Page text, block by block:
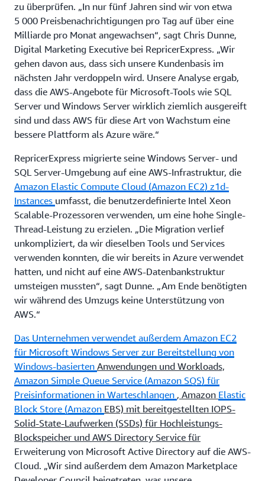
zu überprüfen. „In nur fünf Jahren sind wir von etwa
5 000 Preisbenachrichtigungen pro Tag auf über eine
Milliarde pro Monat angewachsen“, sagt Chris Dunne,
Digital Marketing Executive bei RepricerExpress. „Wir
gehen davon aus, dass sich unsere Kundenbasis im
nächsten Jahr verdoppeln wird. Unsere Analyse ergab,
dass die AWS-Angebote für Microsoft-Tools wie SQL
Server und Windows Server wirklich ziemlich ausgereift
sind und dass AWS für diese Art von Wachstum eine
bessere Plattform als Azure wäre.“
RepricerExpress migrierte seine Windows Server- und
SQL Server-Umgebung auf eine AWS-Infrastruktur, die
Amazon Elastic Compute Cloud (Amazon EC2) z1d-
Instances umfasst, die benutzerdefinierte Intel Xeon
Scalable-Prozessoren verwenden, um eine hohe Single-
Thread-Leistung zu erzielen. „Die Migration verlief
unkompliziert, da wir dieselben Tools und Services
verwenden konnten, die wir bereits in Azure verwendet
hatten, und nicht auf eine AWS-Datenbankstruktur
umsteigen mussten“, sagt Dunne. „Am Ende benötigten
wir während des Umzugs keine Unterstützung von
AWS.“
Das Unternehmen verwendet außerdem Amazon EC2
für Microsoft Windows Server zur Bereitstellung von
Windows-basierten Anwendungen und Workloads,
Amazon Simple Queue Service (Amazon SQS) für
Preisinformationen in Warteschlangen , Amazon Elastic
Block Store (Amazon EBS) mit bereitgestellten IOPS-
Solid-State-Laufwerken (SSDs) für Hochleistungs-
Blockspeicher und AWS Directory Service für
Erweiterung von Microsoft Active Directory auf die AWS-
Cloud. „Wir sind außerdem dem Amazon Marketplace